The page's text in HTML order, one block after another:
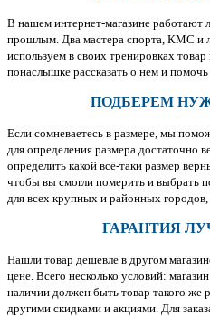
В нашем интернет-магазине работают
прошлым. Два мастера спорта, КМС и
используем в своих тренировках
понаслышке рассказать о нем и помочь
ПОДБЕРЕМ
Если сомневаетесь в размере, мы
для определения размера достаточно
определить какой всё-таки размер
чтобы вы смогли померить и выбрать
для всех крупных и районных
ГАРАНТИЯ
Нашли товар дешевле в другом
цене. Всего несколько условий:
наличии должен быть товар такого же
другими скидками и акциями. Для